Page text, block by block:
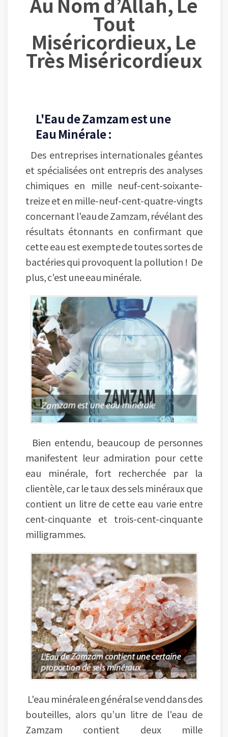
Tout
Miséricordieux, Le
Très Miséricordieux
L'Eau de Zamzam est une
Eau Minérale :
Des entreprises internationales géantes
et spécialisées ont entrepris des analyses
chimiques en mille neuf-cent-soixante-
treize et en mille-neuf-cent-quatre-vingts
concernant l'eau de Zamzam, révélant des
résultats étonnants en confirmant que
cette eau est exempte de toutes sortes de
bactéries qui provoquent la pollution ! De
plus, c'est une eau minérale.
Bien entendu, beaucoup de personnes
manifestent leur admiration pour cette
eau minérale, fort recherchée par la
clientèle, car le taux des sels minéraux que
contient un litre de cette eau varie entre
cent-cinquante et trois-cent-cinquante
milligrammes.
L'eau minérale en général se vend dans des
bouteilles, alors qu’un litre de l'eau de
Zamzam contient deux mille